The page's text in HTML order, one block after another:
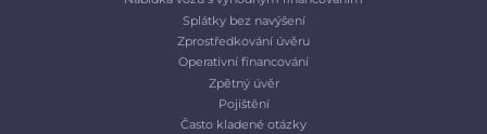
Splátky bez navýšení
Zprostředkování úvěru
Operativní financování
Zpětný úvěr
Pojištění
Často kladené otázky